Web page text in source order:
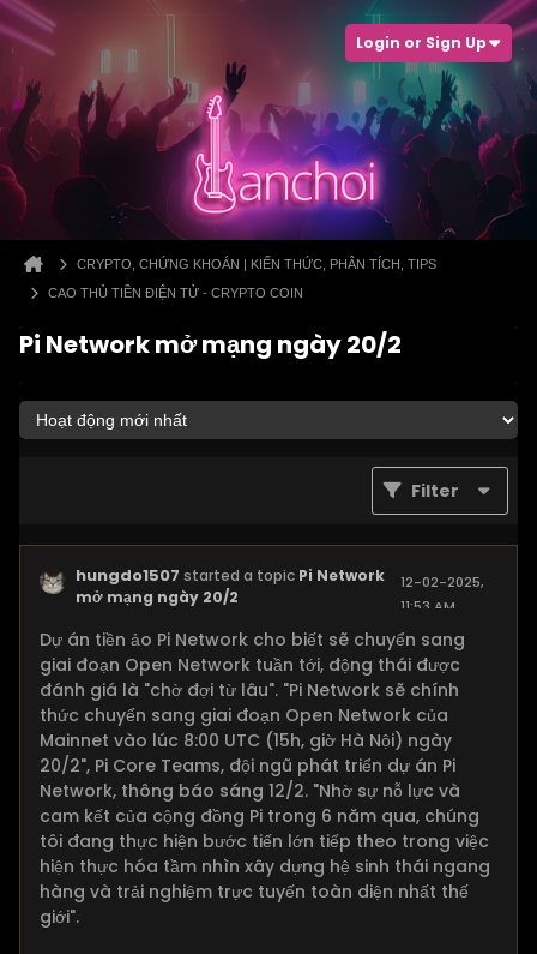
Login or Sign Up
CRYPTO, CHỨNG KHOÁN | KIẾN THỨC, PHÂN TÍCH, TIPS
CAO THỦ TIỀN ĐIỆN TỬ - CRYPTO COIN
Pi Network mở mạng ngày 20/2
Filter
hungdo1507 started a topic Pi Network
mở mạng ngày 20/2
12-02-2025,
11:53 AM
Dự án tiền ảo Pi Network cho biết sẽ chuyển sang
giai đoạn Open Network tuần tới, động thái được
đánh giá là "chờ đợi từ lâu". "Pi Network sẽ chính
thức chuyển sang giai đoạn Open Network của
Mainnet vào lúc 8:00 UTC (15h, giờ Hà Nội) ngày
20/2", Pi Core Teams, đội ngũ phát triển dự án Pi
Network, thông báo sáng 12/2. "Nhờ sự nỗ lực và
cam kết của cộng đồng Pi trong 6 năm qua, chúng
tôi đang thực hiện bước tiến lớn tiếp theo trong việc
hiện thực hóa tầm nhìn xây dựng hệ sinh thái ngang
hàng và trải nghiệm trực tuyến toàn diện nhất thế
giới".